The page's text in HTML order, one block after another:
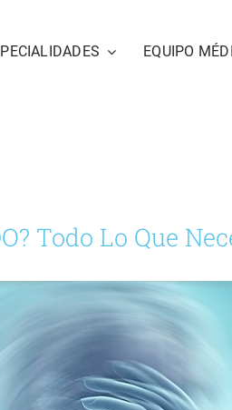
EQUIPO
Todo Lo Que